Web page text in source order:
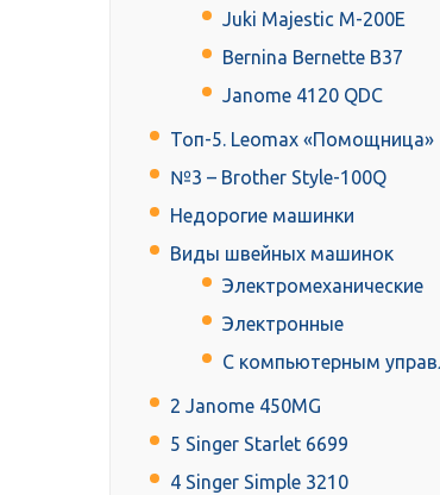
Juki Majestic M-200E
Bernina Bernette B37
Janome 4120 QDC
Топ-5. Leomax «Помощница»
№3 – Brother Style-100Q
Недорогие машинки
Виды швейных машинок
Электромеханические
Электронные
С компьютерным
2 Janome 450MG
5 Singer Starlet 6699
4 Singer Simple 3210